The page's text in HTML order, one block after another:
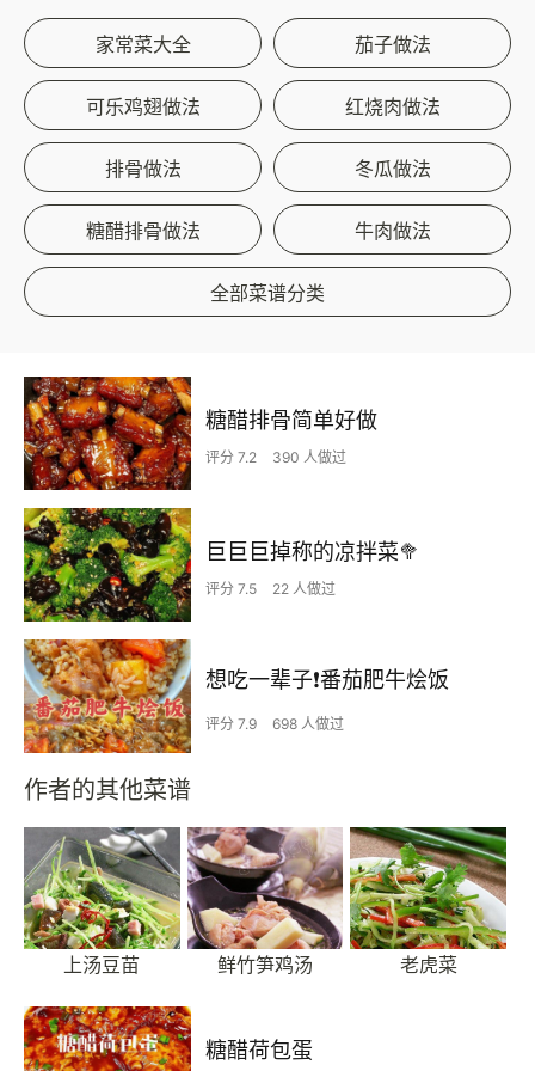
家常菜大全 茄子做法
可乐鸡翅做法 红烧肉做法
排骨做法 冬瓜做法
糖醋排骨做法 牛肉做法
全部菜谱分类
糖醋排骨简单好做
评分 7.2 390 人做过
巨巨巨掉称的凉拌菜🥦
评分 7.5 22 人做过
想吃一辈子❗️番茄肥牛烩饭
评分 7.9 698 人做过
作者的其他菜谱
上汤豆苗 鲜竹笋鸡汤 老虎菜
糖醋荷包蛋